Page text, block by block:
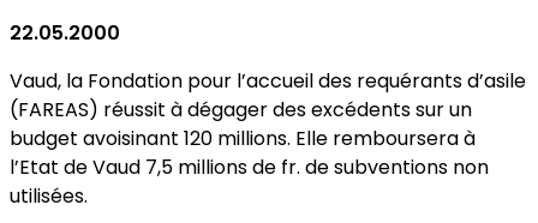
22.05.2000
Vaud, la Fondation pour l’accueil des requérants d’asile
(FAREAS) réussit à dégager des excédents sur un
budget avoisinant 120 millions. Elle remboursera à
l’Etat de Vaud 7,5 millions de fr. de subventions non
utilisées.